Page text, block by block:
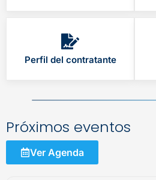
Perfil del contratante
Próximos eventos
Ver Agenda